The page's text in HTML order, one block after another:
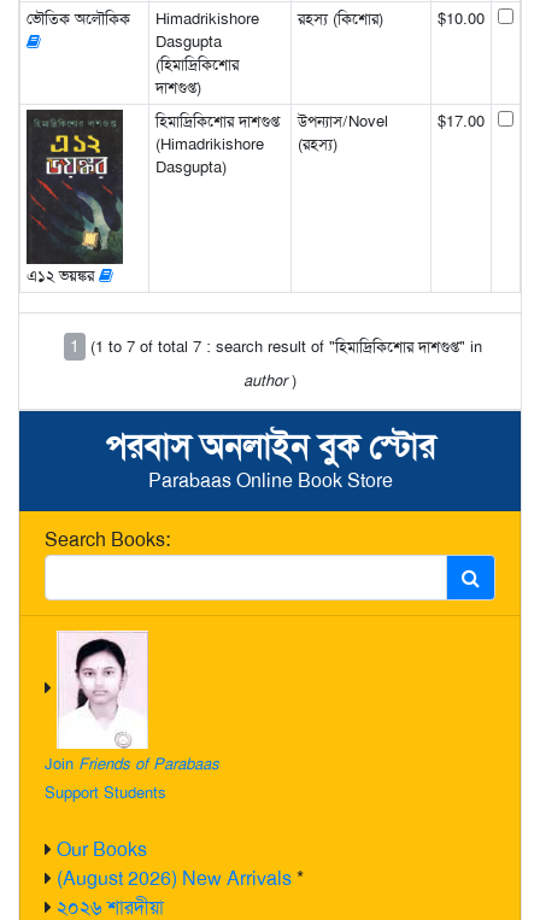
পরবাস অনলাইন বুক স্টোর
Parabaas Online Book Store
Search Books:
Join Friends of Parabaas
Support Students
Our Books
(August 2026) New Arrivals*
২০২৬ শারদীয়া
ভৌতিক অলৌকিক
Himadrikishore
Dasgupta
(হিমাদ্রিকিশোর
দাশগুপ্ত)
রহস্য (কিশোর) $10.00
এ১২ ভয়ঙ্কর
হিমাদ্রিকিশোর দাশগুপ্ত
(Himadrikishore
Dasgupta)
উপন্যাস/Novel
(রহস্য)
$17.00
1
(1 to 7 of total 7 : search result of "হিমাদ্রিকিশোর দাশগুপ্ত" in
author)